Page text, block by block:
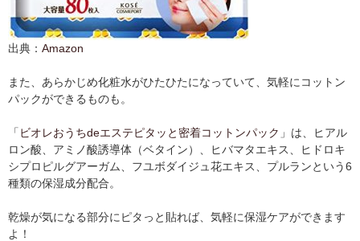
出典： Amazon
また、あらかじめ化粧水がひたひたになっていて、気軽にコットン
パックができるものも。
「 ビオレおうちdeエステピタッと密着コットンパック 」は、ヒアル
ロン酸、アミノ酸誘導体（ベタイン）、ヒバマタエキス、ヒドロキ
シプロピルグアーガム、フユボダイジュ花エキス、プルランという6
種類の保湿成分配合。
乾燥が気になる部分にピタっと貼れば、気軽に保湿ケアができます
よ！